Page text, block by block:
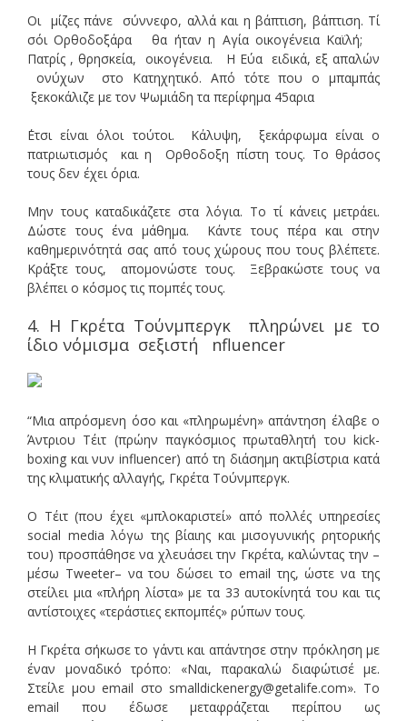
Οι μίζες πάνε σύννεφο, αλλά και η βάπτιση, βάπτιση. Τί
σόι Ορθοδοξάρα θα ήταν η Αγία οικογένεια Καϊλή;
Πατρίς , θρησκεία, οικογένεια. Η Εύα ειδικά, εξ απαλών
ονύχων στο Κατηχητικό. Από τότε που ο μπαμπάς
ξεκοκάλιζε με τον Ψωμιάδη τα περίφημα 45αρια
΄Ετσι είναι όλοι τούτοι. Κάλυψη, ξεκάρφωμα είναι ο
πατριωτισμός και η Ορθοδοξη πίστη τους. Το θράσος
τους δεν έχει όρια.
Μην τους καταδικάζετε στα λόγια. Το τί κάνεις μετράει.
Δώστε τους ένα μάθημα. Κάντε τους πέρα και στην
καθημερινότητά σας από τους χώρους που τους βλέπετε.
Κράξτε τους, απομονώστε τους. Ξεβρακώστε τους να
βλέπει ο κόσμος τις πομπές τους.
4. Η Γκρέτα Τούνμπεργκ πληρώνει με το
ίδιο νόμισμα σεξιστή nfluencer
“Μια απρόσμενη όσο και «πληρωμένη» απάντηση έλαβε ο
Άντριου Τέιτ (πρώην παγκόσμιος πρωταθλητή του kick-
boxing και νυν influencer) από τη διάσημη ακτιβίστρια κατά
της κλιματικής αλλαγής, Γκρέτα Τούνμπεργκ.
Ο Τέιτ (που έχει «μπλοκαριστεί» από πολλές υπηρεσίες
social media λόγω της βίαιης και μισογυνικής ρητορικής
του) προσπάθησε να χλευάσει την Γκρέτα, καλώντας την –
μέσω Tweeter– να του δώσει το email της, ώστε να της
στείλει μια «πλήρη λίστα» με τα 33 αυτοκίνητά του και τις
αντίστοιχες «τεράστιες εκπομπές» ρύπων τους.
Η Γκρέτα σήκωσε το γάντι και απάντησε στην πρόκληση με
έναν μοναδικό τρόπο: «Ναι, παρακαλώ διαφώτισέ με.
Στείλε μου email στο smalldickenergy@getalife.com». Το
email που έδωσε μεταφράζεται περίπου ως